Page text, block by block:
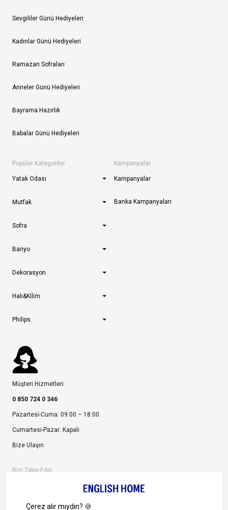
Sevgililer Günü Hediyeleri
Kadınlar Günü Hediyeleri
Ramazan Sofraları
Anneler Günü Hediyeleri
Bayrama Hazırlık
Babalar Günü Hediyeleri
Popüler Kategoriler
Yatak Odası
Mutfak
Sofra
Banyo
Dekorasyon
Halı&Kilim
Philips
Kampanyalar
Kampanyalar
Banka Kampanyaları
Müşteri Hizmetleri
0 850 724 0 346
Pazartesi-Cuma: 09:00 – 18:00
Cumartesi-Pazar: Kapalı
Bize Ulaşın
Bizi Takip Edin